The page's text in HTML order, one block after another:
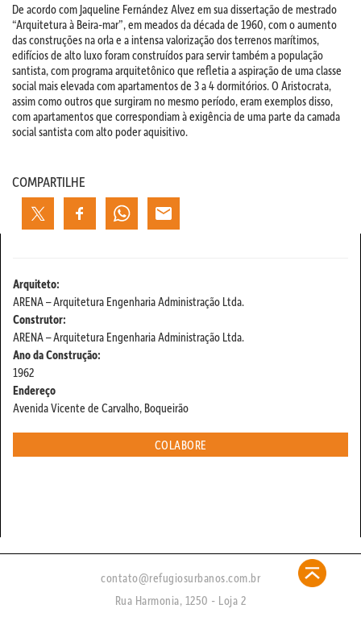
De acordo com Jaqueline Fernández Alvez em sua dissertação de mestrado
“Arquitetura à Beira-mar”, em meados da década de 1960, com o aumento
das construções na orla e a intensa valorização dos terrenos marítimos,
edifícios de alto luxo foram construídos para servir também a população
santista, com programa arquitetônico que refletia a aspiração de uma classe
social mais elevada com apartamentos de 3 a 4 dormitórios. O Aristocrata,
assim como outros que surgiram no mesmo período, eram exemplos disso,
com apartamentos que correspondiam à exigência de uma parte da camada
social santista com alto poder aquisitivo.
COMPARTILHE
Arquiteto:
ARENA – Arquitetura Engenharia Administração Ltda.
Construtor:
ARENA – Arquitetura Engenharia Administração Ltda.
Ano da Construção:
1962
Endereço
Avenida Vicente de Carvalho, Boqueirão
COLABORE
contato@refugiosurbanos.com.br
Rua Harmonia, 1250 - Loja 2